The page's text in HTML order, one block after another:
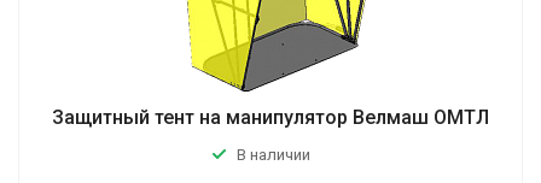
Защитный тент на манипулятор Велмаш ОМТЛ
В наличии